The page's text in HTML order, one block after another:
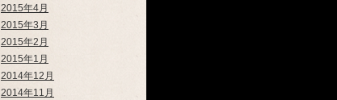
2015年4月
2015年3月
2015年2月
2015年1月
2014年12月
2014年11月